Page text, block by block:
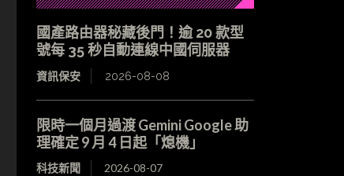
國產路由器秘藏後門！逾 20 款型
號每 35 秒自動連線中國伺服器
資訊保安 2026-08-08
限時一個月過渡 Gemini Google 助
理確定 9 月 4 日起「熄機」
科技新聞 2026-08-07